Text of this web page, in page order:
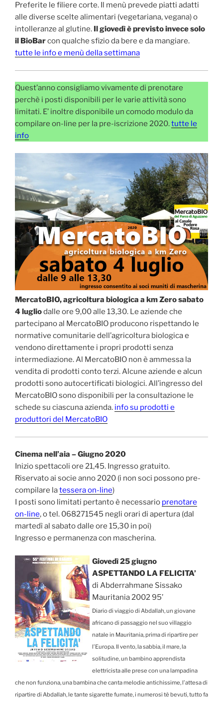
Preferite le filiere corte. Il menù prevede piatti adatti
alle diverse scelte alimentari (vegetariana, vegana) o
intolleranze al glutine.
Il giovedì è previsto invece solo
il BioBarcon qualche sfizio da bere e da mangiare.
tutte le info e menù della settimana
Quest’anno consigliamo vivamente di prenotare
perchè i posti disponibili per le varie attività sono
limitati. E’ inoltre disponibile un comodo modulo da
compilare on-line per la pre-iscrizione 2020.tutte le
info
MercatoBIO, agricoltura biologica a km Zero sabato
4 lugliodalle ore 9,00 alle 13,30. Le aziende che
partecipano al MercatoBIO producono rispettando le
normative comunitarie dell’agricoltura biologica e
vendono direttamente i propri prodotti senza
intermediazione. Al MercatoBIO non è ammessa la
vendita di prodotti conto terzi. Alcune aziende e alcun
prodotti sono autocertificati biologici. All’ingresso del
MercatoBIO sono disponibili per la consultazione le
schede su ciascuna azienda. info su prodotti e
produttori del MercatoBIO
Cinema nell’aia – Giugno 2020
Inizio spettacoli ore 21,45. Ingresso gratuito.
Riservato ai socie anno 2020 (i non soci possono pre-
compilare latessera on-line)
I posti sono limitati pertanto è necessario prenotare
on-line, o tel. 068271545 negli orari di apertura (dal
martedì al sabato dalle ore 15,30 in poi)
Ingresso e permanenza con mascherina.
Giovedì 25 giugno
ASPETTANDO LA FELICITA’
di Abderrahmane Sissako
Mauritania 2002 95’
Diario di viaggio di Abdallah, un giovane
africano di passaggio nel suo villaggio
natale in Mauritania, prima di ripartire per
l’Europa. Il vento, la sabbia, il mare, la
solitudine, un bambino apprendista
elettricista alle prese con una lampadina
che non funziona, una bambina che canta melodie antichissime, l’attesa di
ripartire di Abdallah, le tante sigarette fumate, i numerosi tè bevuti, tutto fa